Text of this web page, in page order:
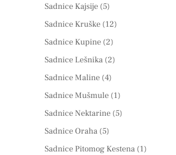
Sadnice Kajsije (5)
Sadnice Kruške (12)
Sadnice Kupine (2)
Sadnice Lešnika (2)
Sadnice Maline (4)
Sadnice Mušmule (1)
Sadnice Nektarine (5)
Sadnice Oraha (5)
Sadnice Pitomog Kestena (1)